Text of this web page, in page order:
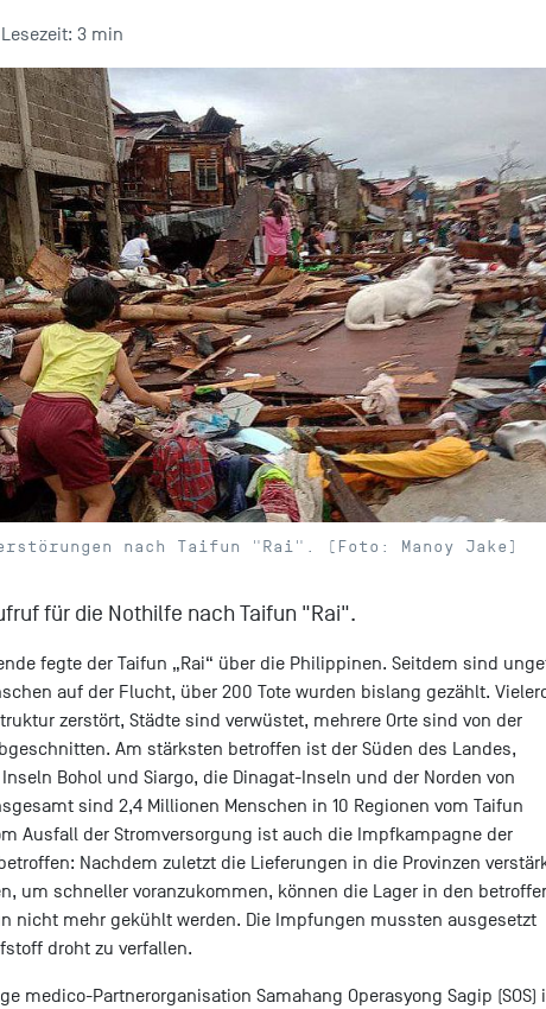
Lesezeit: 3 min
nach Taifun "Rai". (Foto: Manoy Jake)
für die Nothilfe nach Taifun "Rai".
fegte der Taifun „Rai“ über die Philippinen. Seitdem sind
auf der Flucht, über 200 Tote wurden bislang gezählt.
zerstört, Städte sind verwüstet, mehrere Orte sind von der
Am stärksten betroffen ist der Süden des Landes,
Bohol und Siargo, die Dinagat-Inseln und der Norden von
sind 2,4 Millionen Menschen in 10 Regionen vom Taifun
Ausfall der Stromversorgung ist auch die Impfkampagne der
Nachdem zuletzt die Lieferungen in die Provinzen
um schneller voranzukommen, können die Lager in den
nicht mehr gekühlt werden. Die Impfungen mussten ausgesetzt
droht zu verfallen.
medico-Partnerorganisation Samahang Operasyong Sagip (SOS)